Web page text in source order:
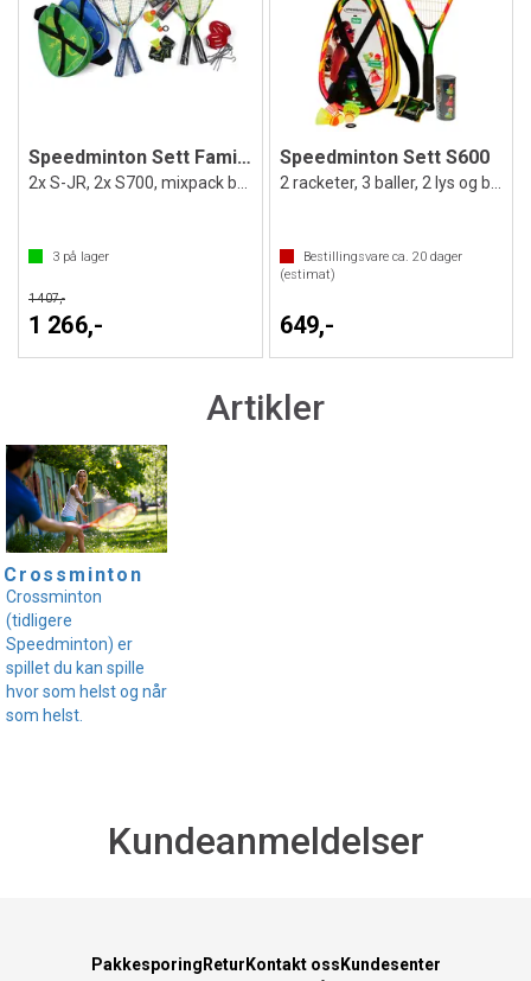
Speedminton Sett Familie
3 på lager
1 407,-
1 266,-
Speedminton Sett S600
Bestillingsvare ca. 20dager
(estimat)
649,-
Artikler
Crossminton
Crossminton
(tidligere
Speedminton) er
spillet du kan spille
hvor som helst og når
som helst.
Kundeanmeldelser
Pakkesporing Retur Kontakt oss Kundesenter